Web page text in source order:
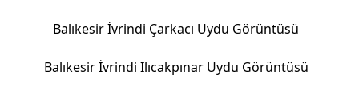
Balıkesir İvrindi Çarkacı Uydu Görüntüsü
Balıkesir İvrindi Ilıcakpınar Uydu Görüntüsü